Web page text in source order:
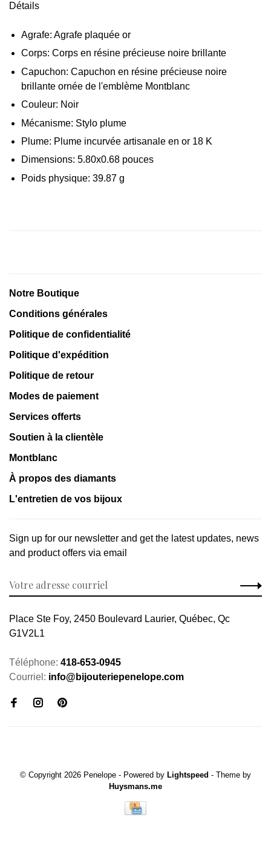
Détails
Agrafe: Agrafe plaquée or
Corps: Corps en résine précieuse noire brillante
Capuchon: Capuchon en résine précieuse noire
brillante ornée de l'emblème Montblanc
Couleur: Noir
Mécanisme: Stylo plume
Plume: Plume incurvée artisanale en or 18 K
Dimensions: 5.80x0.68 pouces
Poids physique: 39.87 g
Notre Boutique
Conditions générales
Politique de confidentialité
Politique d'expédition
Politique de retour
Modes de paiement
Services offerts
Soutien à la clientèle
Montblanc
À propos des diamants
L'entretien de vos bijoux
Sign up for our newsletter and get the latest updates, news
and product offers via email
Place Ste Foy, 2450 Boulevard Laurier, Québec, Qc
G1V2L1
Téléphone: 418-653-0945
Courriel: info@bijouteriepenelope.com
© Copyright 2026 Penelope - Powered by Lightspeed - Theme by
Huysmans.me